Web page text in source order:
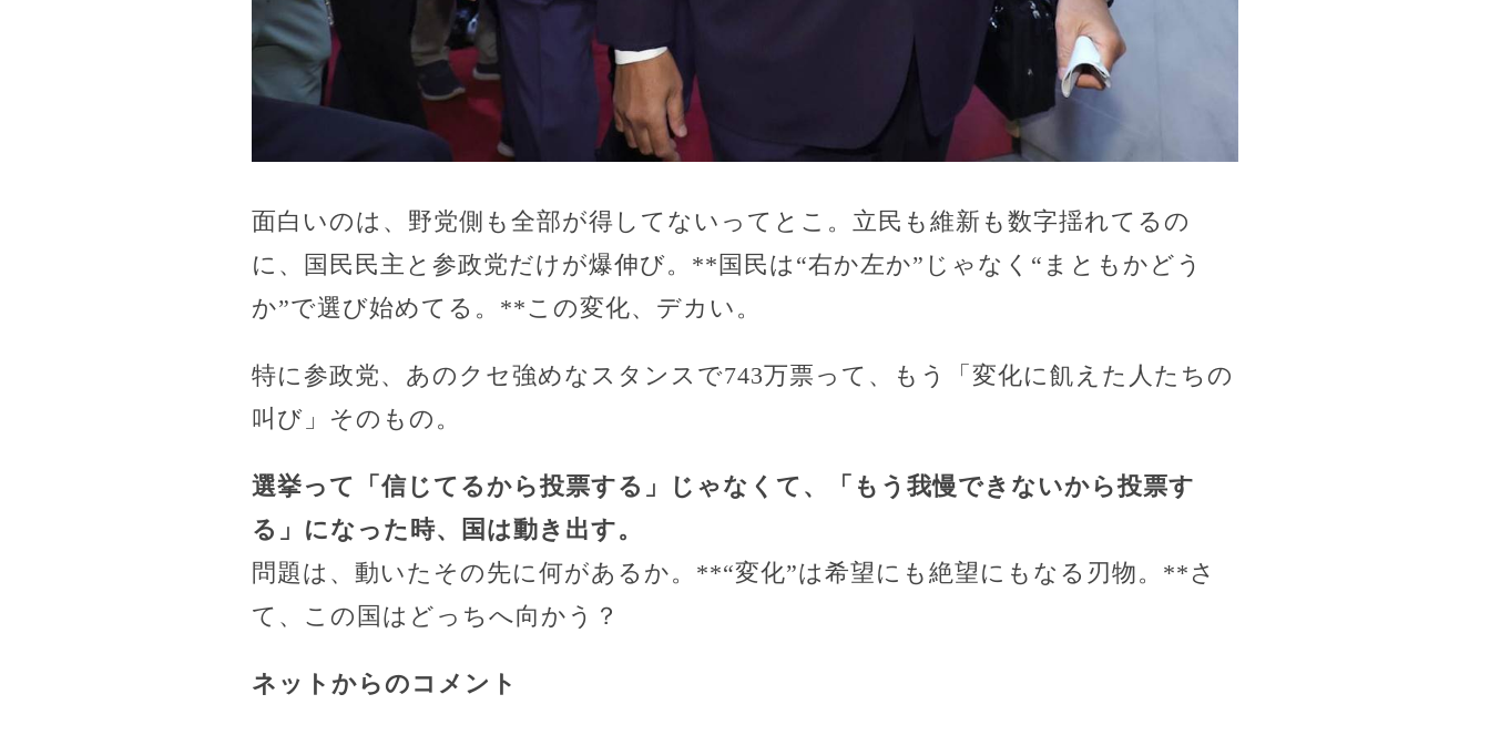
面白いのは、野党側も全部が得してないってとこ。立民も維新も数字揺れてるの
に、国民民主と参政党だけが爆伸び。**国民は“右か左か”じゃなく“まともかどう
か”で選び始めてる。**この変化、デカい。
特に参政党、あのクセ強めなスタンスで743万票って、もう「変化に飢えた人たちの
叫び」そのもの。
選挙って「信じてるから投票する」じゃなくて、「もう我慢できないから投票す
る」になった時、国は動き出す。
問題は、動いたその先に何があるか。**“変化”は希望にも絶望にもなる刃物。**さ
て、この国はどっちへ向かう？
ネットからのコメント